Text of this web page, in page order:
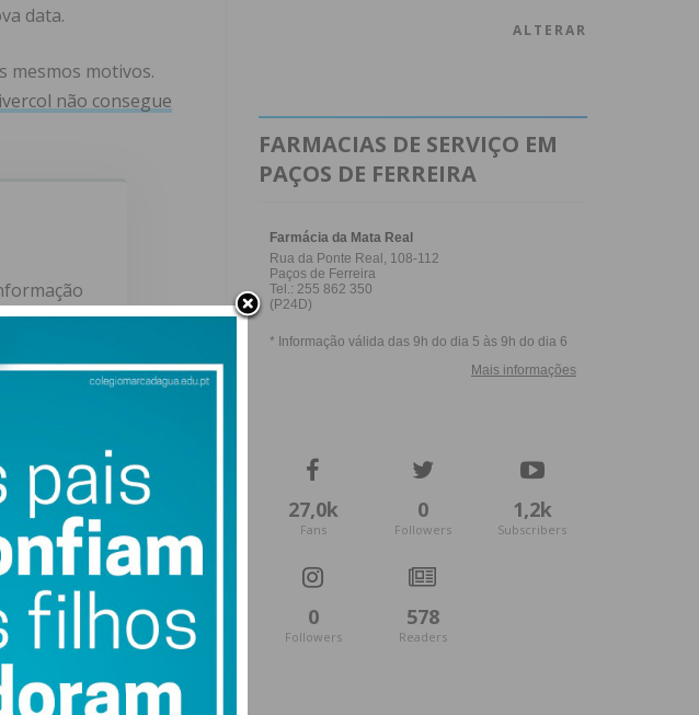
data.
mesmos motivos.
não consegue
ALTERAR
FARMACIAS DE SERVIÇO EM
PAÇOS DE FERREIRA
27,0k
Fans
0
Followers
1,2k
Subscribers
0
Followers
578
Readers